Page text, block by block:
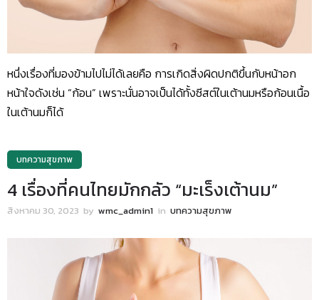
หนึ่งเรื่องที่มองข้ามไปไม่ได้เลยคือ การเกิดสิ่งผิดปกติขึ้นกับหน้าอก
หน้าใจดังเช่น “ก้อน” เพราะนั่นอาจเป็นได้ทั้งซีสต์ในเต้านมหรือก้อนเนื้อ
ในเต้านมก็ได้
บทความสุขภาพ
4 เรื่องที่คนไทยมักกลัว “มะเร็งเต้านม”
สิงหาคม 30, 2023 by wmc_admin1 in บทความสุขภาพ